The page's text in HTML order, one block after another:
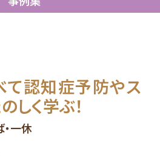
て認知症予防やス
しく学ぶ！
一休